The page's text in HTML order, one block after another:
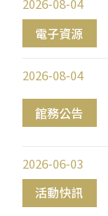
電子資源
2026-08-04
館務公告
2026-08-04
活動快訊
2026-06-03